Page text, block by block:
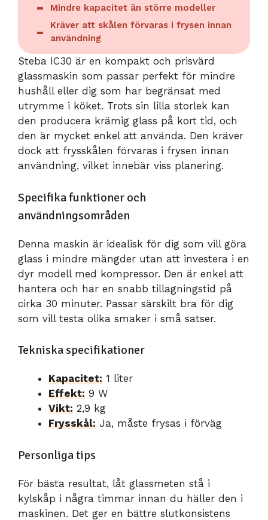
Mindre kapacitet än större modeller
Kräver att skålen förvaras i frysen innan
användning
Steba IC30 är en kompakt och prisvärd
glassmaskin som passar perfekt för mindre
hushåll eller dig som har begränsat med
utrymme i köket. Trots sin lilla storlek kan
den producera krämig glass på kort tid, och
den är mycket enkel att använda. Den kräver
dock att frysskålen förvaras i frysen innan
användning, vilket innebär viss planering.
Specifika funktioner och
användningsområden
Denna maskin är idealisk för dig som vill göra
glass i mindre mängder utan att investera i en
dyr modell med kompressor. Den är enkel att
hantera och har en snabb tillagningstid på
cirka 30 minuter. Passar särskilt bra för dig
som vill testa olika smaker i små satser.
Tekniska specifikationer
Kapacitet: 1 liter
Effekt: 9 W
Vikt: 2,9 kg
Frysskål: Ja, måste frysas i förväg
Personliga tips
För bästa resultat, låt glassmeten stå i
kylskåp i några timmar innan du häller den i
maskinen. Det ger en bättre slutkonsistens